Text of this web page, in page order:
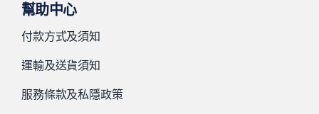
幫助中心
付款方式及須知
運輸及送貨須知
服務條款及私隱政策